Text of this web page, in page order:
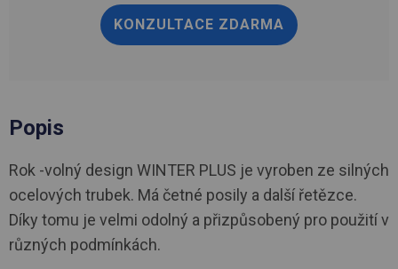
KONZULTACE ZDARMA
Popis
Rok -volný design WINTER PLUS je vyroben ze silných
ocelových trubek. Má četné posily a další řetězce.
Díky tomu je velmi odolný a přizpůsobený pro použití v
různých podmínkách.